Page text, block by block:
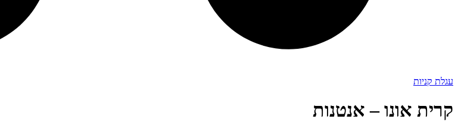
עגלת קניות
קרית אונו – אנטנות